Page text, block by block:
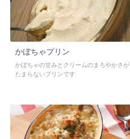
かぼちゃプリン
かぼちゃの甘みとクリームのまろやかさが
たまらないプリンです